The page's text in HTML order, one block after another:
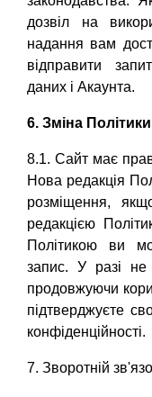
дозвіл на
надання вам
відправити
даних і Акаунта.
6. Зміна
8.1. Сайт має
Нова редакція
розміщення,
редакцією
Політикою ви
запис. У разі не
продовжуючи
підтверджуєте
конфіденційності.
7. Зворотній